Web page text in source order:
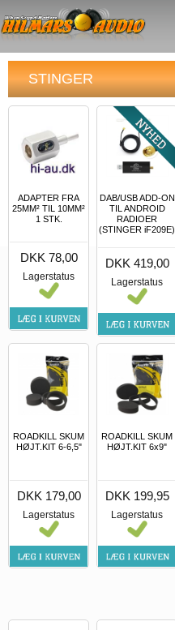
STINGER
ADAPTER FRA
25MM² TIL 10MM²
1 STK.
DKK 78,00
Lagerstatus
DAB/USB ADD-ON
TIL ANDROID
RADIOER
(STINGER iF209E)
DKK 419,00
Lagerstatus
ROADKILL SKUM
HØJT.KIT 6-6,5"
DKK 179,00
Lagerstatus
ROADKILL SKUM
HØJT.KIT 6x9"
DKK 199,95
Lagerstatus